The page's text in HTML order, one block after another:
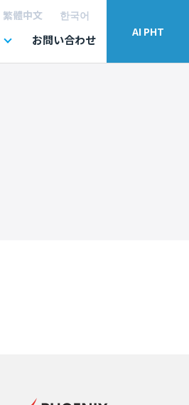
繁體中文 한국어
お問い合わせ
AI PHT